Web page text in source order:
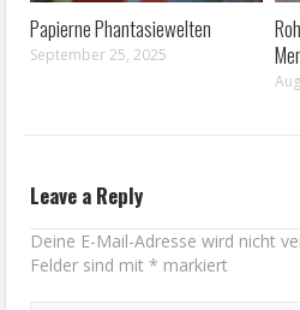
Papierne Phantasiewelten
September 25, 2025
Leave a Reply
Deine E-Mail-Adresse wird nicht
Felder sind mit* markiert